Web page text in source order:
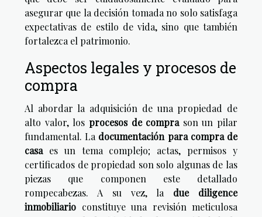
asegurar que la decisión tomada no solo satisfaga
expectativas de estilo de vida, sino que también
fortalezca el patrimonio.
Aspectos legales y procesos de
compra
Al abordar la adquisición de una propiedad de
alto valor, los procesos de comprason un pilar
fundamental. La documentación para compra de
casaes un tema complejo; actas, permisos y
certificados de propiedad son solo algunas de las
piezas que componen este detallado
rompecabezas. A su vez, la due diligence
inmobiliario constituye una revisión meticulosa